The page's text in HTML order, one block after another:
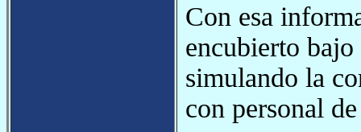
Con esa
encubierto
simulando la
con personal